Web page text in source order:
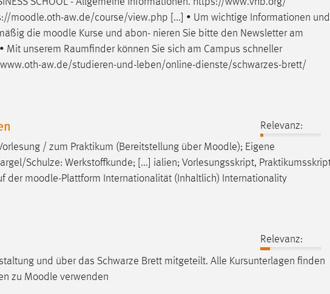
moodle.oth-aw.de/course/view.php [...] • Um wichtige Informationen und
die moodle Kurse und abon- nieren Sie bitte den Newsletter am
Mit unserem Raumfinder können Sie sich am Campus schneller
aw.de/studieren-und-leben/online-dienste/schwarzes-brett/
Relevanz:
/ zum Praktikum (Bereitstellung über Moodle); Eigene
Schulze: Werkstoffkunde; [...] ialien; Vorlesungsskript,
der moodle-Plattform Internationalität (Inhaltlich) Internationality
Relevanz:
und über das Schwarze Brett mitgeteilt. Alle Kursunterlagen finden
zu Moodle verwenden